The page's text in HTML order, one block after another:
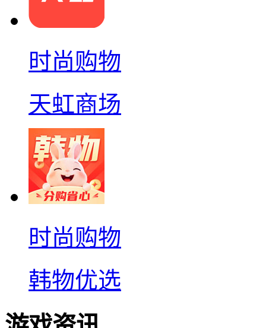
时尚购物
天虹商场
时尚购物
韩物优选